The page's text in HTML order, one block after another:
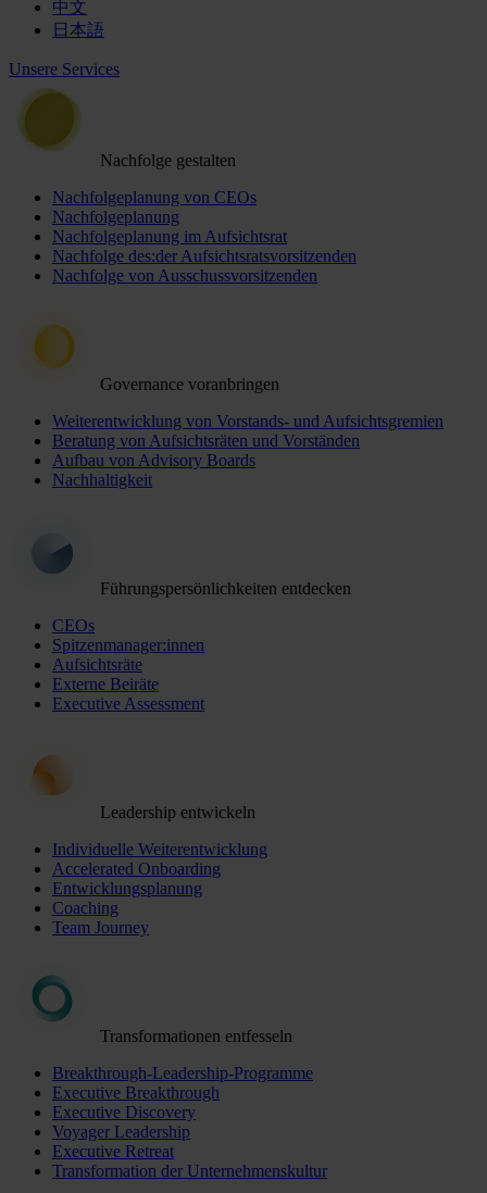
中文
日本語
Unsere Services
Nachfolge gestalten
Nachfolgeplanung von CEOs
Nachfolgeplanung
Nachfolgeplanung im Aufsichtsrat
Nachfolge des:der Aufsichtsratsvorsitzenden
Nachfolge von Ausschussvorsitzenden
Governance voranbringen
Weiterentwicklung von Vorstands- und Aufsichtsgremien
Beratung von Aufsichtsräten und Vorständen
Aufbau von Advisory Boards
Nachhaltigkeit
Führungspersönlichkeiten entdecken
CEOs
Spitzenmanager:innen
Aufsichtsräte
Externe Beiräte
Executive Assessment
Leadership entwickeln
Individuelle Weiterentwicklung
Accelerated Onboarding
Entwicklungsplanung
Coaching
Team Journey
Transformationen entfesseln
Breakthrough-Leadership-Programme
Executive Breakthrough
Executive Discovery
Voyager Leadership
Executive Retreat
Transformation der Unternehmenskultur